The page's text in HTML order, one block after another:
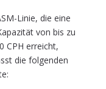
Linie, die eine
von bis zu
CPH erreicht,
die folgenden